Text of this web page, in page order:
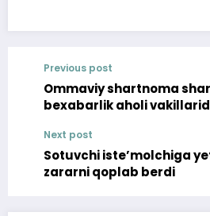
Previous post
Ommaviy shartnoma
bexabarlik aholi
chiqarmoqda
Next post
Sotuvchi iste’molchiga
zararni qoplab berdi